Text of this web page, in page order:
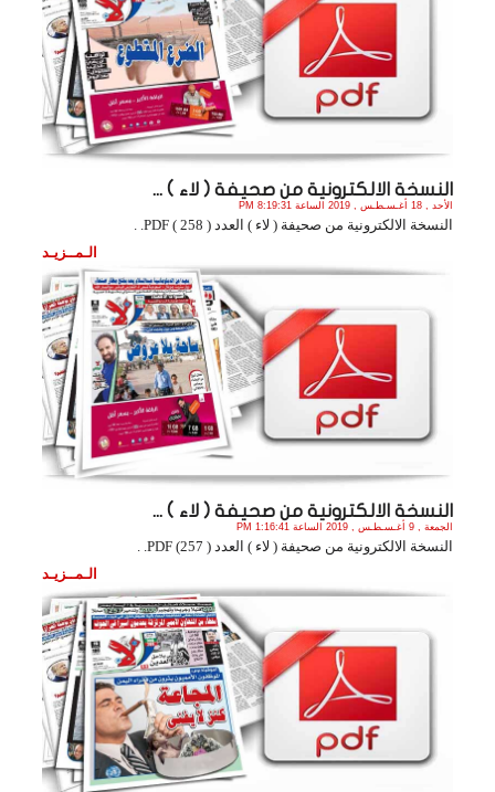
النسخة الالكترونية من صحيفة ( لاء ) ...
الأحد , 18 أغـسـطـس , 2019 الساعة 8:19:31 PM
النسخة الالكترونية من صحيفة ( لاء ) العدد ( 258 ) PDF. .
الـمــزيـد
النسخة الالكترونية من صحيفة ( لاء ) ...
الجمعة , 9 أغـسـطـس , 2019 الساعة 1:16:41 PM
النسخة الالكترونية من صحيفة ( لاء ) العدد ( 257) PDF. .
الـمــزيـد